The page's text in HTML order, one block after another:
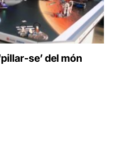
se’ del món